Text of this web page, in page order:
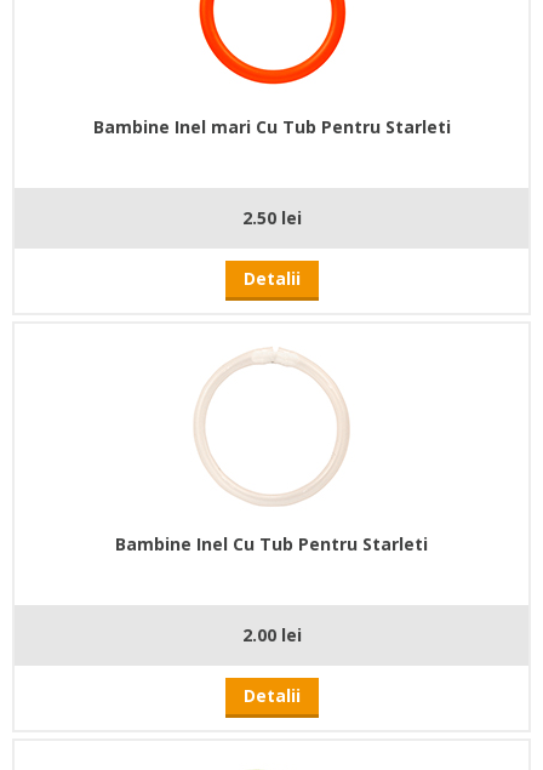
Bambine Inel mari Cu Tub Pentru Starleti
2.50 lei
Detalii
Bambine Inel Cu Tub Pentru Starleti
2.00 lei
Detalii